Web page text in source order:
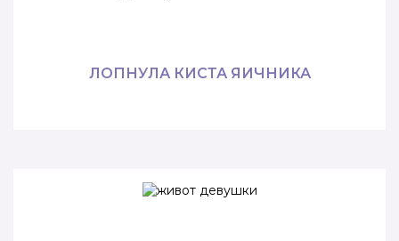
ЛОПНУЛА КИСТА ЯИЧНИКА